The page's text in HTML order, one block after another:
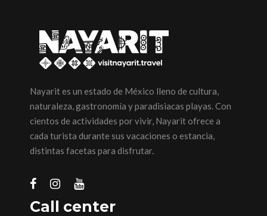
Nayarit es un estado de México lleno de cultura,
naturaleza, gastronomía y paradisiacas playas. Con
cientos de actividades por vivir, Nayarit ofrece a
cada turista durante sus vacaciones o estancia,
distintas facetas para disfrutar.
Call center